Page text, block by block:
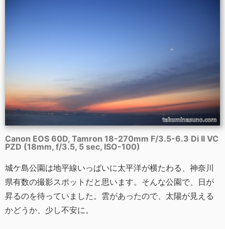
Canon EOS 60D, Tamron 18-270mm F/3.5-6.3 Di II VC
PZD (18mm, f/3.5, 5 sec, ISO-100)
城ケ島公園は地平線いっぱいに太平洋が横たわる、神奈川
県有数の撮影スポットだと思います。そんな公園で、日が
昇るのを待っていました。雲があったので、太陽が見える
かどうか、少し不安に。